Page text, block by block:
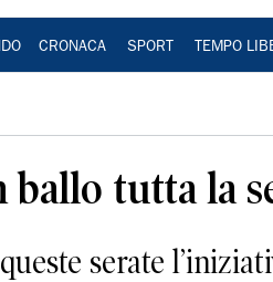
CRONACA SPORT TEMPO
ballo tutta la
serate